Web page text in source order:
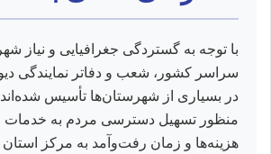
با توجه به گستردگی جغرافیایی و نیاز
سراسر کشور، شعب و دفاتر نمایندگی
در بسیاری از شهرستان‌ها تأسیس شده‌اند.
منظور تسهیل دسترسی مردم به
هزینه‌ها و زمان رفت‌وآمد به مرکز